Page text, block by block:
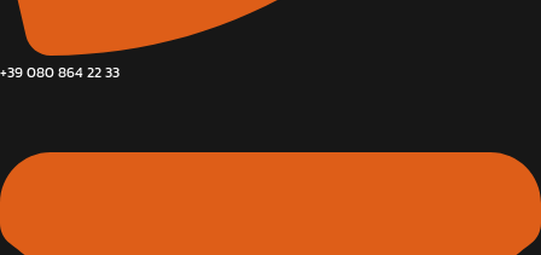
+39 080 864 22 33